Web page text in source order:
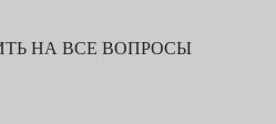
НА ВСЕ ВОПРОСЫ